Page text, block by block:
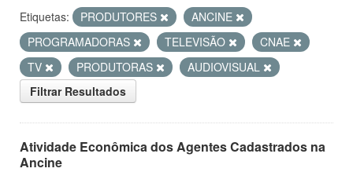
Etiquetas: PRODUTORES
ANCINE
PROGRAMADORAS
TELEVISÃO
CNAE
TV
PRODUTORAS
AUDIOVISUAL
Filtrar Resultados
Atividade Econômica dos Agentes Cadastrados na
Ancine